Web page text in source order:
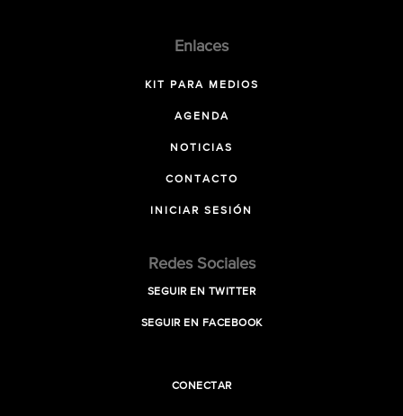
Enlaces
KIT PARA MEDIOS
AGENDA
NOTICIAS
CONTACTO
INICIAR SESIÓN
Redes Sociales
SEGUIR EN TWITTER
SEGUIR EN FACEBOOK
CONECTAR